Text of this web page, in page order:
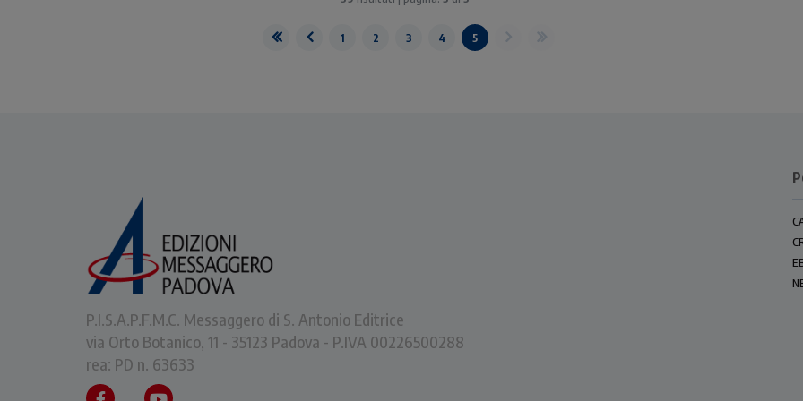
1 2 3 4 5
P.I.S.A.P.F.M.C. Messaggero di S. Antonio Editrice
via Orto Botanico, 11 - 35123 Padova - P.IVA 00226500288
rea: PD n. 63633